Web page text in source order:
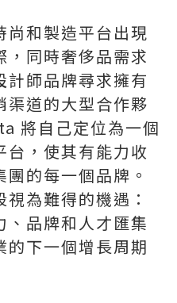
尚和製造平台出現
，同時奢侈品需求
計師品牌尋求擁有
渠道的大型合作夥
將自己定位為一個
台，使其有能力收
的每一個品牌。
為難得的機遇：
、品牌和人才匯集
的下一個增長周期